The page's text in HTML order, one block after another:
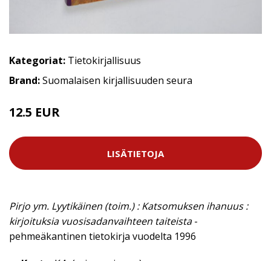
Kategoriat: Tietokirjallisuus
Brand:Suomalaisen kirjallisuuden seura
12.5 EUR
LISÄTIETOJA
Pirjo ym. Lyytikäinen (toim.) : Katsomuksen ihanuus :
kirjoituksia vuosisadanvaihteen taiteista-
pehmeäkantinen tietokirja vuodelta 1996